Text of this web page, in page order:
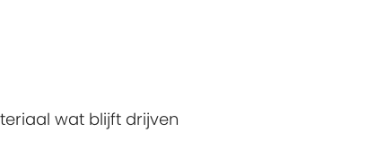
wat blijft drijven